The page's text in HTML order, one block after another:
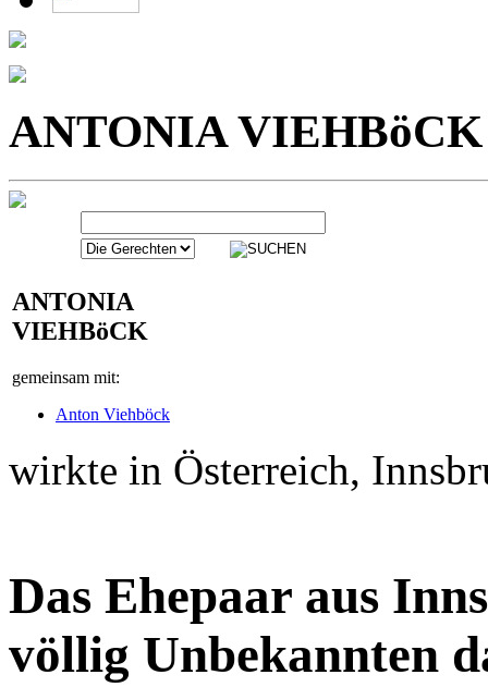
ANTONIA VIEHBöCK
VIEHBöCK
wirkte in Österreich,
Das Ehepaar aus
völlig Unbekannten